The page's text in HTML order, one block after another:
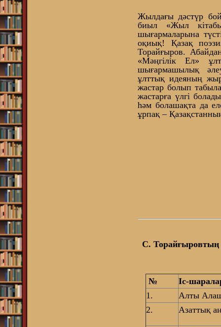
Жылдағы дәстүр
биыл «Жыл
шығармаларына
оқиық! Қазақ
Торайғыров.
«Мәңгілік Ел»
шығармашылық
ұлттық идеяның
жастар болып
жастарға үлгі
һәм болашақта да
ұрпақ –
С.
№
Іс-
1.
Алты
2.
Азаттық